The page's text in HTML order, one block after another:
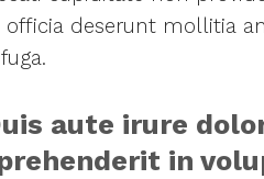
officia deserunt mollitia
aute irure
in